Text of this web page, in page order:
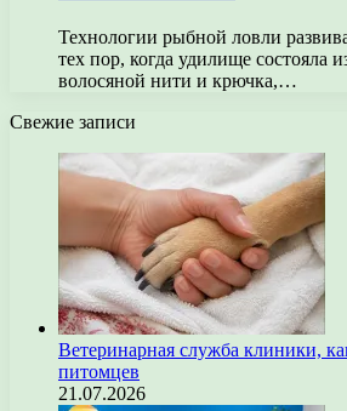
Технологии рыбной ловли
тех пор, когда удилище состояла
волосяной нити и крючка,…
Свежие записи
Ветеринарная служба клиники,
питомцев
21.07.2026